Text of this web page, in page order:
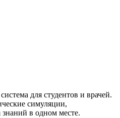
для студентов и врачей.
симуляции,
знаний в одном месте.